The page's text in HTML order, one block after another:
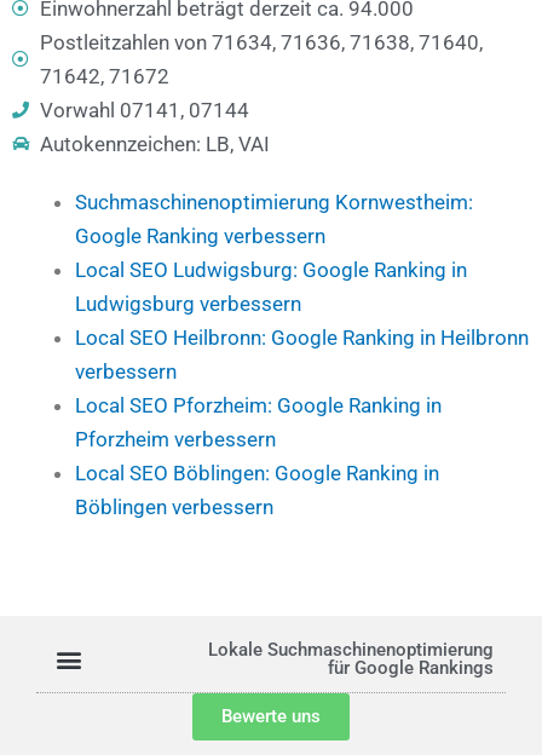
Einwohnerzahl beträgt derzeit ca. 94.000
Postleitzahlen von 71634, 71636, 71638, 71640,
71642, 71672
Vorwahl 07141, 07144
Autokennzeichen: LB, VAI
Suchmaschinenoptimierung Kornwestheim:
Google Ranking verbessern
Local SEO Ludwigsburg: Google Ranking in
Ludwigsburg verbessern
Local SEO Heilbronn: Google Ranking in Heilbronn
verbessern
Local SEO Pforzheim: Google Ranking in
Pforzheim verbessern
Local SEO Böblingen: Google Ranking in
Böblingen verbessern
Menu Lokale Suchmaschinenoptimierung
für Google Rankings
Bewerte uns